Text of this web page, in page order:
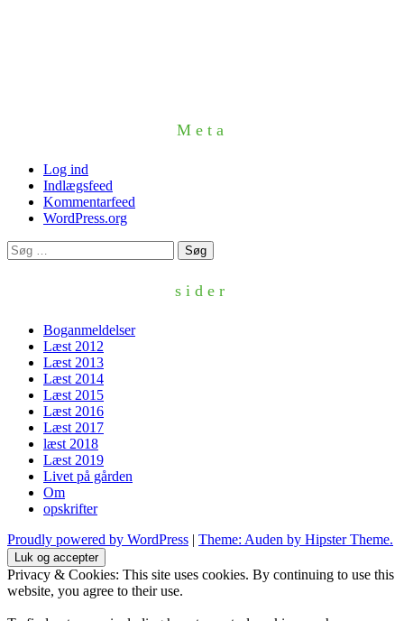
Meta
Log ind
Indlægsfeed
Kommentarfeed
WordPress.org
Søg
efter:
sider
Boganmeldelser
Læst 2012
Læst 2013
Læst 2014
Læst 2015
Læst 2016
Læst 2017
læst 2018
Læst 2019
Livet på gården
Om
opskrifter
Proudly powered by WordPress | Theme: Auden by Hipster Theme.
Privacy & Cookies: This site uses cookies. By continuing to use this
website, you agree to their use.